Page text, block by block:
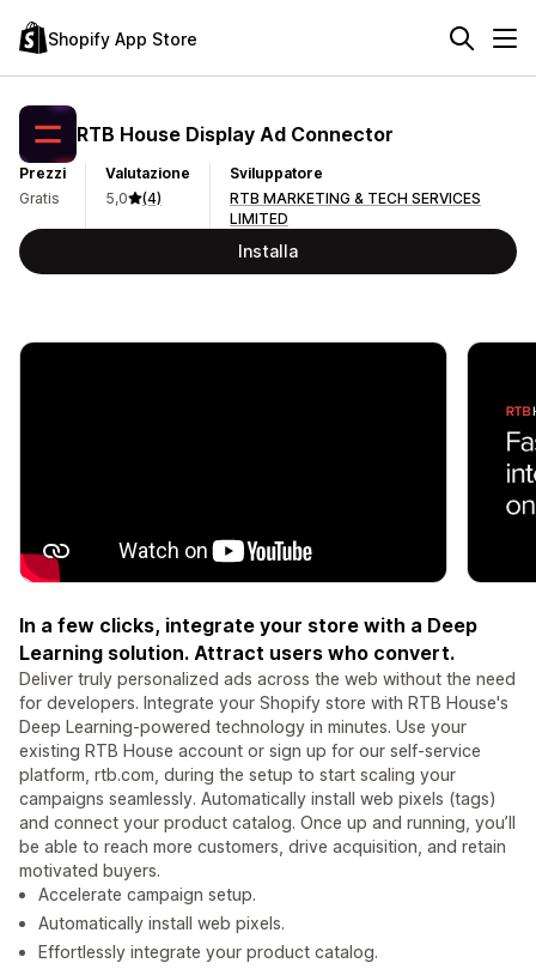
Shopify App Store
RTB House Display Ad Connector
Prezzi
Gratis
Valutazione
5,0
(4)
Sviluppatore
RTB MARKETING & TECH SERVICES
LIMITED
Installa
In a few clicks, integrate your store with a Deep
Learning solution. Attract users who convert.
Deliver truly personalized ads across the web without the need
for developers. Integrate your Shopify store with RTB House's
Deep Learning-powered technology in minutes. Use your
existing RTB House account or sign up for our self-service
platform, rtb.com, during the setup to start scaling your
campaigns seamlessly. Automatically install web pixels (tags)
and connect your product catalog. Once up and running, you’ll
be able to reach more customers, drive acquisition, and retain
motivated buyers.
Accelerate campaign setup.
Automatically install web pixels.
Effortlessly integrate your product catalog.